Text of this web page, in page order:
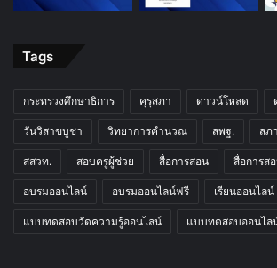
Tags
กระทรวงศึกษาธิการ คุรุสภา ดาวน์โหลด
วันวิสาขบูชา วิทยาการคำนวณ สพฐ. สภ
สสวท. สอบครูผู้ช่วย สื่อการสอน สื่อการส
อบรมออนไลน์ อบรมออนไลน์ฟรี เรียนออนไลน์
แบบทดสอบวัดความรู้ออนไลน์ แบบทดสอบออนไล